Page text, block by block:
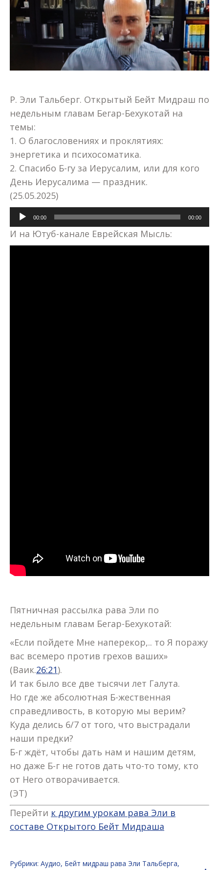
Р. Эли Тальберг. Открытый Бейт Мидраш по
недельным главам Бегар-Бехукотай на
темы:
1. О благословениях и проклятиях:
энергетика и психосоматика.
2. Спасибо Б-гу за Иерусалим, или для кого
День Иерусалима — праздник.
(25.05.2025)
Аудиоплеер
00:00 00:00
И на Ютуб-канале Еврейская Мысль:
Пятничная рассылка рава Эли по
недельным главам Бегар-Бехукотай:
«Если пойдете Мне наперекор,.. то Я поражу
вас всемеро против грехов ваших»
(Ваик.26:21).
И так было все две тысячи лет Галута.
Но где же абсолютная Б-жественная
справедливость, в которую мы верим?
Куда делись 6/7 от того, что выстрадали
наши предки?
Б-г ждёт, чтобы дать нам и нашим детям,
но даже Б-г не готов дать что-то тому, кто
от Него отворачивается.
(ЭТ)
Перейти к другим урокам рава Эли в
составе Открытого Бейт Мидраша
Рубрики: Аудио, Бейт мидраш рава Эли Тальберга,